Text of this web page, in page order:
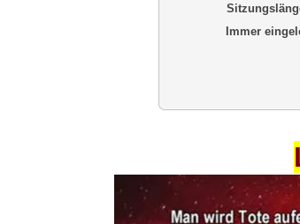
Immer